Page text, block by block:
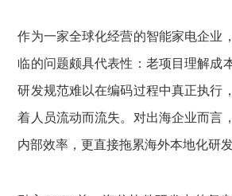
作为一家全球化经营的智能家电企业
临的问题颇具代表性：老项目理解成
研发规范难以在编码过程中真正执行
着人员流动而流失。对出海企业而言
内部效率，更直接拖累海外本地化研